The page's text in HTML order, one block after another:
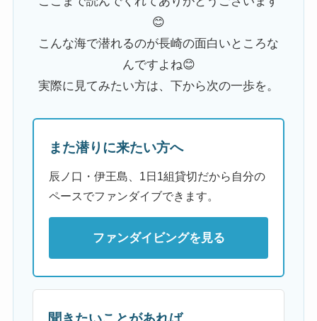
😊
こんな海で潜れるのが長崎の面白いところな
んですよね😊
実際に見てみたい方は、下から次の一歩を。
また潜りに来たい方へ
辰ノ口・伊王島、1日1組貸切だから自分の
ペースでファンダイブできます。
ファンダイビングを見る